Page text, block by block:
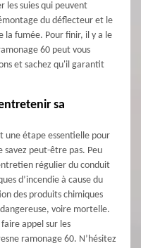
les suies qui peuvent
du déflecteur et le
la fumée. Pour finir, il y a le
60 peut vous
et sachez qu'il garantit
sa
une étape essentielle pour
savez peut-être pas. Peu
régulier du conduit
d’incendie à cause du
des produits chimiques
voire mortelle.
appel sur les
ramonage 60. N’hésitez